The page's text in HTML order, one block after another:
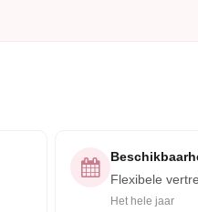
Flexibele
Het hele jaar